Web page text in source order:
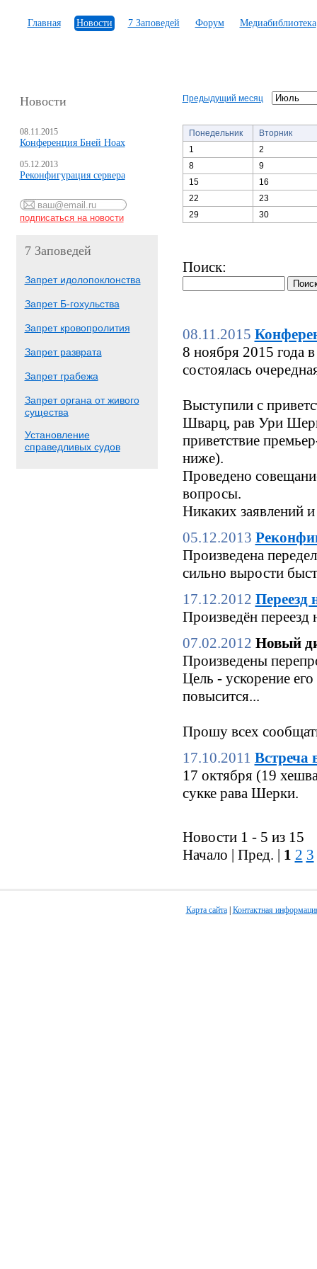
Главная Новости 7 Заповедей Форум Медиабиблиотека
Новости
08.11.2015
Конференция Бней Ноах
05.12.2013
Реконфигурация сервера
7 Заповедей
Запрет идолопоклонства
Запрет Б-гохульства
Запрет кровопролития
Запрет разврата
Запрет грабежа
Запрет органа от живого
существа
Установление
справедливых судов
Предыдущий месяц
Понедельник
Вторник
1
2
8
9
15
16
22
23
29
30
Поиск:
08.11.2015
8 ноября 2015 года
состоялась
Выступили с
Шварц, рав Ури
приветствие
ниже).
Проведено
вопросы.
Никаких заявлений
05.12.2013
Произведена
сильно вырости
17.12.2012 Переезд
Произведён переезд
07.02.2012 Новый
Произведены
Цель - ускорение
повысится...
Прошу всех
17.10.2011 Встреча
17 октября (19
сукке рава Шерки.
Новости 1 - 5 из 15
Начало | Пред. | 1 2 3
Карта сайта| Контактная